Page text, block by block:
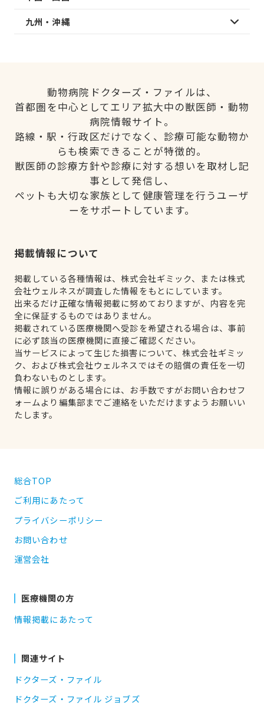
九州・沖縄
動物病院ドクターズ・ファイルは、
首都圏を中心としてエリア拡大中の獣医師・動物
病院情報サイト。
路線・駅・行政区だけでなく、診療可能な動物か
らも検索できることが特徴的。
獣医師の診療方針や診療に対する想いを取材し記
事として発信し、
ペットも大切な家族として健康管理を行うユーザ
ーをサポートしています。
掲載情報について
掲載している各種情報は、株式会社ギミック、または株式
会社ウェルネスが調査した情報をもとにしています。
出来るだけ正確な情報掲載に努めておりますが、内容を完
全に保証するものではありません。
掲載されている医療機関へ受診を希望される場合は、事前
に必ず該当の医療機関に直接ご確認ください。
当サービスによって生じた損害について、株式会社ギミッ
ク、および株式会社ウェルネスではその賠償の責任を一切
負わないものとします。
情報に誤りがある場合には、お手数ですがお問い合わせフ
ォームより編集部までご連絡をいただけますようお願いい
たします。
総合TOP
ご利用にあたって
プライバシーポリシー
お問い合わせ
運営会社
医療機関の方
情報掲載にあたって
関連サイト
ドクターズ・ファイル
ドクターズ・ファイル ジョブズ